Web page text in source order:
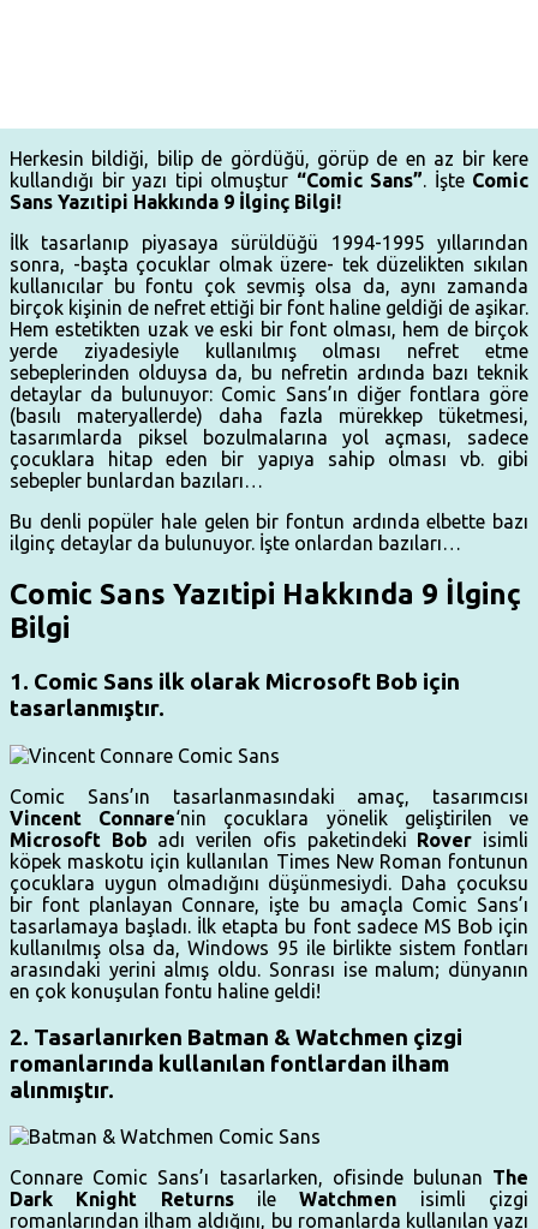
Herkesin bildiği, bilip de gördüğü, görüp de en az bir kere
kullandığı bir yazı tipi olmuştur “Comic Sans”. İşte Comic
Sans Yazıtipi Hakkında 9 İlginç Bilgi!
İlk tasarlanıp piyasaya sürüldüğü 1994-1995 yıllarından
sonra, -başta çocuklar olmak üzere- tek düzelikten sıkılan
kullanıcılar bu fontu çok sevmiş olsa da, aynı zamanda
birçok kişinin de nefret ettiği bir font haline geldiği de aşikar.
Hem estetikten uzak ve eski bir font olması, hem de birçok
yerde ziyadesiyle kullanılmış olması nefret etme
sebeplerinden olduysa da, bu nefretin ardında bazı teknik
detaylar da bulunuyor: Comic Sans’ın diğer fontlara göre
(basılı materyallerde) daha fazla mürekkep tüketmesi,
tasarımlarda piksel bozulmalarına yol açması, sadece
çocuklara hitap eden bir yapıya sahip olması vb. gibi
sebepler bunlardan bazıları…
Bu denli popüler hale gelen bir fontun ardında elbette bazı
ilginç detaylar da bulunuyor. İşte onlardan bazıları…
Comic Sans Yazıtipi Hakkında 9 İlginç
Bilgi
1. Comic Sans ilk olarak Microsoft Bob için
tasarlanmıştır.
Comic Sans’ın tasarlanmasındaki amaç, tasarımcısı
Vincent Connare‘nin çocuklara yönelik geliştirilen ve
Microsoft Bob adı verilen ofis paketindeki Rover isimli
köpek maskotu için kullanılan Times New Roman fontunun
çocuklara uygun olmadığını düşünmesiydi. Daha çocuksu
bir font planlayan Connare, işte bu amaçla Comic Sans’ı
tasarlamaya başladı. İlk etapta bu font sadece MS Bob için
kullanılmış olsa da, Windows 95 ile birlikte sistem fontları
arasındaki yerini almış oldu. Sonrası ise malum; dünyanın
en çok konuşulan fontu haline geldi!
2. Tasarlanırken Batman & Watchmen çizgi
romanlarında kullanılan fontlardan ilham
alınmıştır.
Connare Comic Sans’ı tasarlarken, ofisinde bulunan The
Dark Knight ReturnsileWatchmen isimli çizgi
romanlarından ilham aldığını, bu romanlarda kullanılan yazı